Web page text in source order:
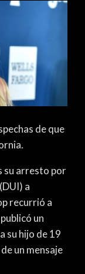
de que
su arresto por
a
recurrió a
un
su hijo de 19
un mensaje